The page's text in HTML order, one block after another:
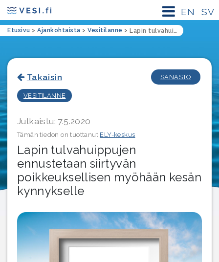
SV
EN
Etusivu > Ajankohtaista > Vesitilanne > Lapin tulvahuippujen ennustetaan siirtyvän poikkeuksellisen myöhään kesän kynnykselle
Takaisin
VESITILANNE
Julkaistu: 7.5.2020
Tämän tiedon on tuottanut ELY-keskus
Lapin tulvahuippujen
ennustetaan siirtyvän
poikkeuksellisen myöhään kesän
kynnykselle
SANASTO